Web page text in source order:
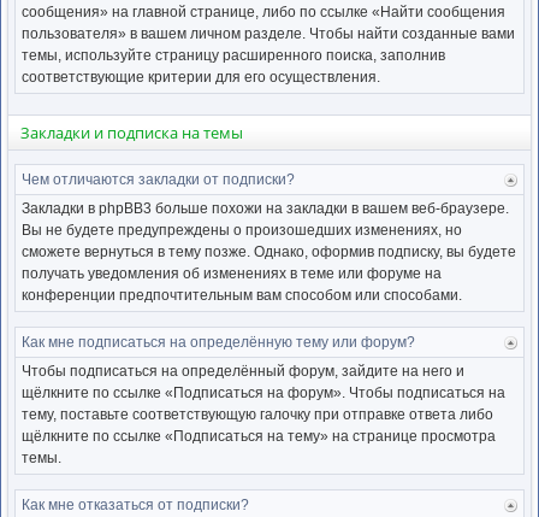
сообщения» на главной странице, либо по ссылке «Найти сообщения
пользователя» в вашем личном разделе. Чтобы найти созданные вами
темы, используйте страницу расширенного поиска, заполнив
соответствующие критерии для его осуществления.
Закладки и подписка на темы
Чем отличаются закладки от подписки?
Закладки в phpBB3 больше похожи на закладки в вашем веб-браузере.
Вы не будете предупреждены о произошедших изменениях, но
сможете вернуться в тему позже. Однако, оформив подписку, вы будете
получать уведомления об изменениях в теме или форуме на
конференции предпочтительным вам способом или способами.
Как мне подписаться на определённую тему или форум?
Чтобы подписаться на определённый форум, зайдите на него и
щёлкните по ссылке «Подписаться на форум». Чтобы подписаться на
тему, поставьте соответствующую галочку при отправке ответа либо
щёлкните по ссылке «Подписаться на тему» на странице просмотра
темы.
Как мне отказаться от подписки?